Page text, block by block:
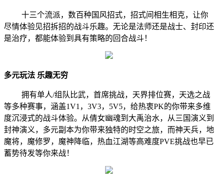
十三个流派，数百种国风招式，招式间相生相克，让你
尽情体验见招拆招的战斗乐趣。无论是法师还是战士、封印还
是治疗，都能体验到具有策略的回合战斗！
多元玩法 乐趣无穷
拥有单人/组队比武，首席挑战，天界排位赛，天选之战
等多种赛事，涵盖1V1，3V3，5V5，给热衷PK的你带来多维
度沉浸式的战斗体验。从倩女幽魂到大禹治水，从三国演义到
封神演义，多元副本为你带来独特的时空之旅，而神天兵，地
魔将，魔修罗，魔神降临，热血江湖等高难度PVE挑战也早已
蓄势待发等你来战！